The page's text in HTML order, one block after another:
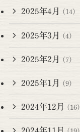
2025年4月 (14)
2025年3月 (4)
2025年2月 (7)
2025年1月 (9)
2024年12月 (16)